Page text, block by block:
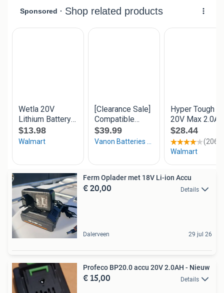
Ferm Oplader met 18V Li-ion Accu
€ 20,00 Details
Dalerveen 29 jul 26
Profeco BP20.0 accu 20V 2.0AH - Nieuw
€ 15,00 Details